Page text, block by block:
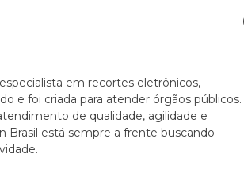
em recortes eletrônicos,
e foi criada para atender órgãos públicos.
de qualidade, agilidade e
Brasil está sempre a frente buscando